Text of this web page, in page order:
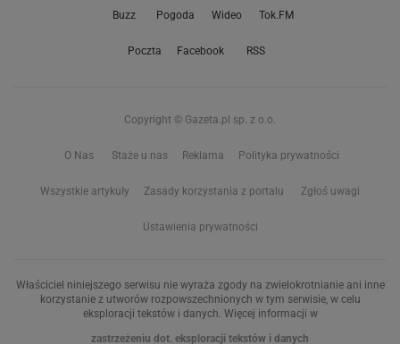
Buzz Pogoda Wideo Tok.FM
Poczta Facebook RSS
Copyright © Gazeta.pl sp. z o.o.
O Nas Staże u nas Reklama Polityka prywatności
Wszystkie artykuły Zasady korzystania z portalu Zgłoś uwagi
Ustawienia prywatności
Właściciel niniejszego serwisu nie wyraża zgody na zwielokrotnianie ani inne
korzystanie z utworów rozpowszechnionych w tym serwisie, w celu
eksploracji tekstów i danych. Więcej informacji w
zastrzeżeniu dot. eksploracji tekstów i danych